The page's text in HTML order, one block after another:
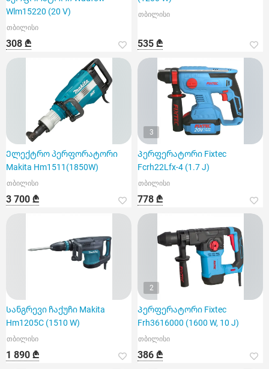
Wlm15220 (20 V)
თბილისი
308 ₾
თბილისი
535 ₾
Ელექტრო პერფორატორი
Makita Hm1511(1850W)
თბილისი
3 700 ₾
3
Პერფერატორი Fixtec
Fcrh22Lfx-4 (1.7 J)
თბილისი
778 ₾
Სანგრევი ჩაქუჩი Makita
Hm1205C (1510 W)
თბილისი
1 890 ₾
2
Პერფერატორი Fixtec
Frh3616000 (1600 W, 10 J)
თბილისი
386 ₾